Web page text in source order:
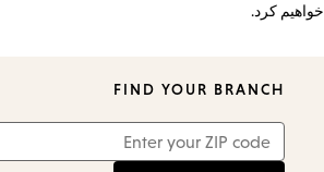
خواهیم کرد.
FIND YOUR BRANCH
Code